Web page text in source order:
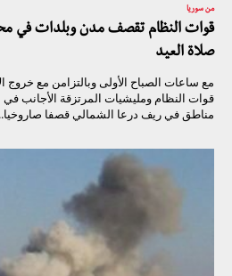
من سوريا
قوات النظام تقصف مدن وبلدات في
صلاة العيد
مع ساعات الصباح الأولى وبالتزامن مع خروج
قوات النظام ومليشيات المرتزقة الأجانب
مناطق في ريف درعا الشمالي قصفا